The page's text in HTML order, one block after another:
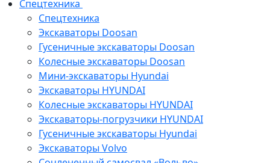
Спецтехника
Спецтехника
Экскаваторы Doosan
Гусеничные экскаваторы Doosan
Колесные экскаваторы Doosan
Мини-экскаваторы Hyundai
Экскаваторы HYUNDAI
Колесные экскаваторы HYUNDAI
Экскаваторы-погрузчики HYUNDAI
Гусеничные экскаваторы Hyundai
Экскаваторы Volvo